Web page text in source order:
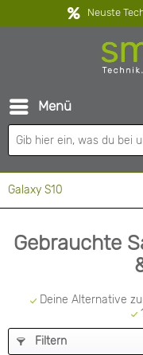
Neuste
Menü
Galaxy S10
Gebrauchte
Deine Alternative
Filtern